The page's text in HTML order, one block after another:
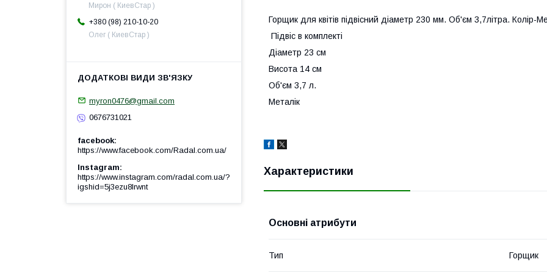
Горщик для квітів підвісний діаметр 230 мм. Об'єм 3,7літра. Колір-
Підвіс в комплекті
Діаметр 23 см
Висота 14 см
Об'єм 3,7 л.
Металік
Характеристики
Основні атрибути
Тип Горщик
Мирон ( КиевСтар )
+380 (98) 210-10-20
Олег ( КиевСтар )
myron0476@gmail.com
0676731021
facebook
https://www.facebook.com/Radal.com.ua/
Instagram
https://www.instagram.com/radal.com.ua/?
igshid=5j3ezu8lrwnt